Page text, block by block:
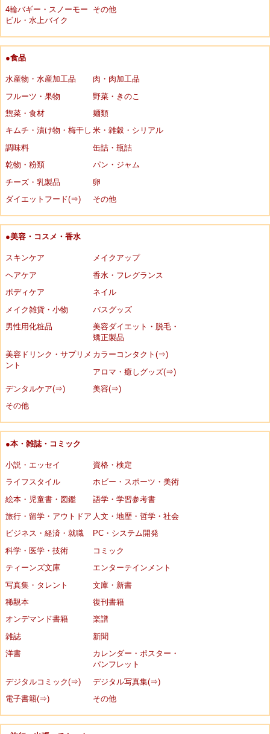
4輪バギー・スノーモー
ビル・水上バイク
その他
●食品
水産物・水産加工品
肉・肉加工品
フルーツ・果物
野菜・きのこ
惣菜・食材
麺類
キムチ・漬け物・梅干し 米・雑穀・シリアル
調味料
缶詰・瓶詰
乾物・粉類
パン・ジャム
チーズ・乳製品
卵
ダイエットフード(⇒)
その他
●美容・コスメ・香水
スキンケア
メイクアップ
ヘアケア
香水・フレグランス
ボディケア
ネイル
メイク雑貨・小物
バスグッズ
男性用化粧品
美容ダイエット・脱毛・
矯正製品
美容ドリンク・サプリメ
ント
カラーコンタクト(⇒)
アロマ・癒しグッズ(⇒)
デンタルケア(⇒)
美容(⇒)
その他
●本・雑誌・コミック
小説・エッセイ
資格・検定
ライフスタイル
ホビー・スポーツ・美術
絵本・児童書・図鑑
語学・学習参考書
旅行・留学・アウトドア 人文・地歴・哲学・社会
ビジネス・経済・就職
PC・システム開発
科学・医学・技術
コミック
ティーンズ文庫
エンターテインメント
写真集・タレント
文庫・新書
稀覯本
復刊書籍
オンデマンド書籍
楽譜
雑誌
新聞
洋書
カレンダー・ポスター・
パンフレット
デジタルコミック(⇒)
デジタル写真集(⇒)
電子書籍(⇒)
その他